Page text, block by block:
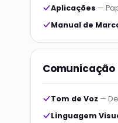
Aplicações —
Manual de
Comunicação
Tom de Voz —
Linguagem